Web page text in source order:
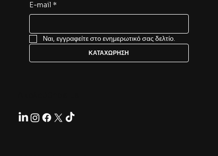
E-mail *
Ναι, εγγραφείτε στο ενημερωτικό σας δελτίο.
ΚΑΤΑΧΩΡΗΣΗ